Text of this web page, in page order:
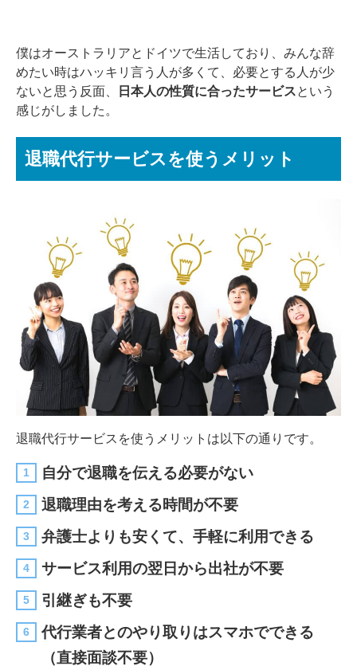
僕はオーストラリアとドイツで生活しており、みんな辞
めたい時はハッキリ言う人が多くて、必要とする人が少
ないと思う反面、
日本人の性質に合ったサービス という
感じがしました。
退職代行サービスを使うメリット
退職代行サービスを使うメリットは以下の通りです。
自分で退職を伝える必要がない
退職理由を考える時間が不要
弁護士よりも安くて、手軽に利用できる
サービス利用の翌日から出社が不要
引継ぎも不要
代行業者とのやり取りはスマホでできる
（直接面談不要）